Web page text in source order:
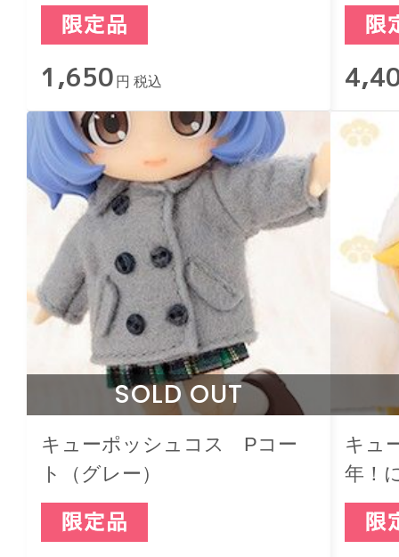
1,650 円 税込
SOLD OUT
キューポッシュコス Pコー
ト（グレー）
キュ
年！